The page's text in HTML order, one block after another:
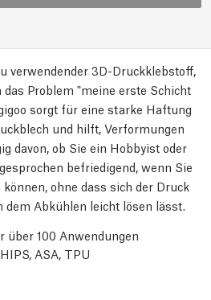
verwendender 3D-Druckklebstoff,
Problem "meine erste Schicht
sorgt für eine starke Haftung
und hilft, Verformungen
davon, ob Sie ein Hobbyist oder
befriedigend, wenn Sie
ohne dass sich der Druck
dem Abkühlen leicht lösen lässt.
über 100 Anwendungen
ASA, TPU